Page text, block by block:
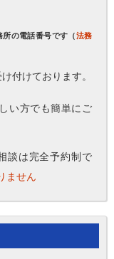
の電話番号です（法務
付けております。
い方でも簡単にご
談は完全予約制で
ません